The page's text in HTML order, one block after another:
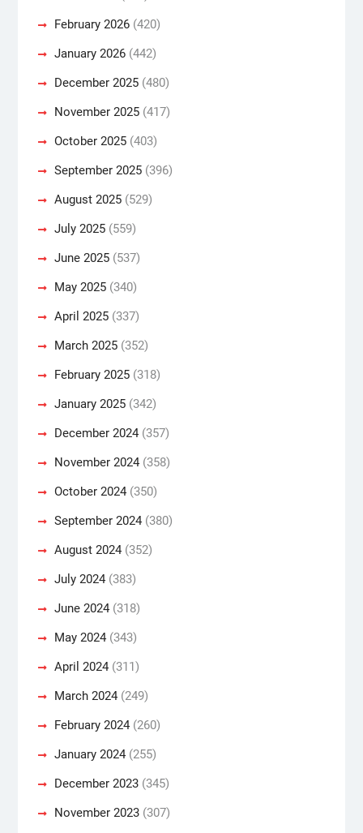
February 2026(420)
January 2026(442)
December 2025(480)
November 2025(417)
October 2025(403)
September 2025(396)
August 2025(529)
July 2025(559)
June 2025(537)
May 2025(340)
April 2025(337)
March 2025(352)
February 2025(318)
January 2025(342)
December 2024(357)
November 2024(358)
October 2024(350)
September 2024(380)
August 2024(352)
July 2024(383)
June 2024(318)
May 2024(343)
April 2024(311)
March 2024(249)
February 2024(260)
January 2024(255)
December 2023(345)
November 2023(307)